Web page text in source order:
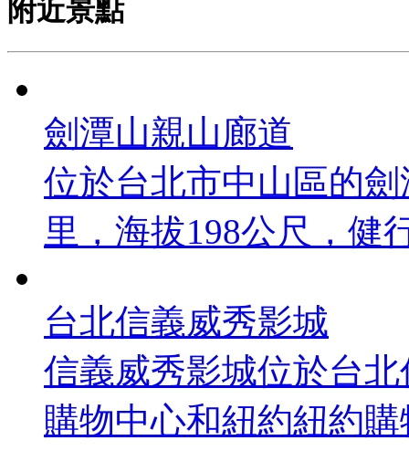
附近景點
劍潭山親山廊道
位於台北市中山區的
里，海拔198公尺，健
台北信義威秀影城
信義威秀影城位於台
購物中心和紐約紐約購